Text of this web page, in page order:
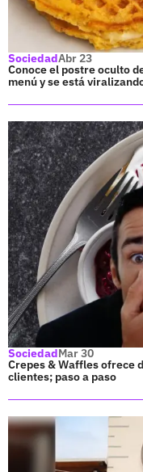
SociedadAbr 23
Conoce el postre oculto
menú y se está
SociedadMar 30
Crepes & Waffles ofrece
clientes; paso a paso